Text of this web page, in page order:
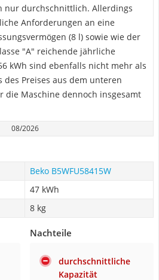
nur durchschnittlich. Allerdings
Anforderungen an eine
(8 l) sowie wie der
"A" reichende jährliche
kWh sind ebenfalls nicht mehr als
Preises aus dem unteren
die Maschine dennoch insgesamt
08/2026
Beko B5WFU58415W
47 kWh
8 kg
Nachteile
durchschnittliche
Kapazität